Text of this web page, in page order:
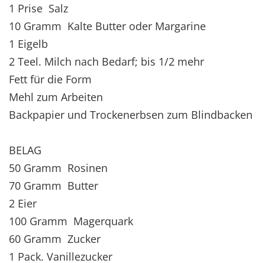
1 Prise Salz
10 Gramm Kalte Butter oder Margarine
1 Eigelb
2 Teel. Milch nach Bedarf; bis 1/2 mehr
Fett für die Form
Mehl zum Arbeiten
Backpapier und Trockenerbsen zum Blindbacken
BELAG
50 Gramm Rosinen
70 Gramm Butter
2 Eier
100 Gramm Magerquark
60 Gramm Zucker
1 Pack. Vanillezucker